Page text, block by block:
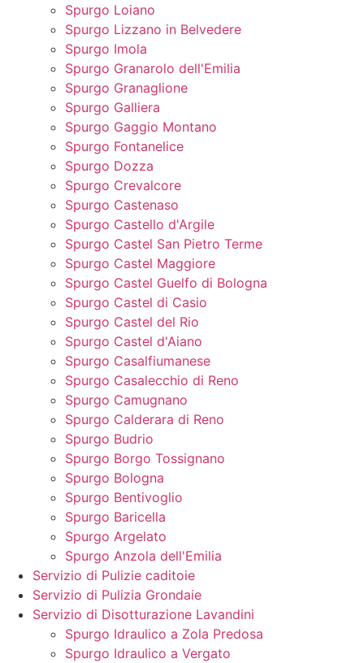
Spurgo Loiano
Spurgo Lizzano in Belvedere
Spurgo Imola
Spurgo Granarolo dell'Emilia
Spurgo Granaglione
Spurgo Galliera
Spurgo Gaggio Montano
Spurgo Fontanelice
Spurgo Dozza
Spurgo Crevalcore
Spurgo Castenaso
Spurgo Castello d'Argile
Spurgo Castel San Pietro Terme
Spurgo Castel Maggiore
Spurgo Castel Guelfo di Bologna
Spurgo Castel di Casio
Spurgo Castel del Rio
Spurgo Castel d'Aiano
Spurgo Casalfiumanese
Spurgo Casalecchio di Reno
Spurgo Camugnano
Spurgo Calderara di Reno
Spurgo Budrio
Spurgo Borgo Tossignano
Spurgo Bologna
Spurgo Bentivoglio
Spurgo Baricella
Spurgo Argelato
Spurgo Anzola dell'Emilia
Servizio di Pulizie caditoie
Servizio di Pulizia Grondaie
Servizio di Disotturazione Lavandini
Spurgo Idraulico a Zola Predosa
Spurgo Idraulico a Vergato